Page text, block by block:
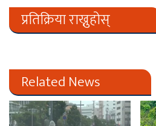
प्रतिक्रिया राख्नुहोस्
Related News